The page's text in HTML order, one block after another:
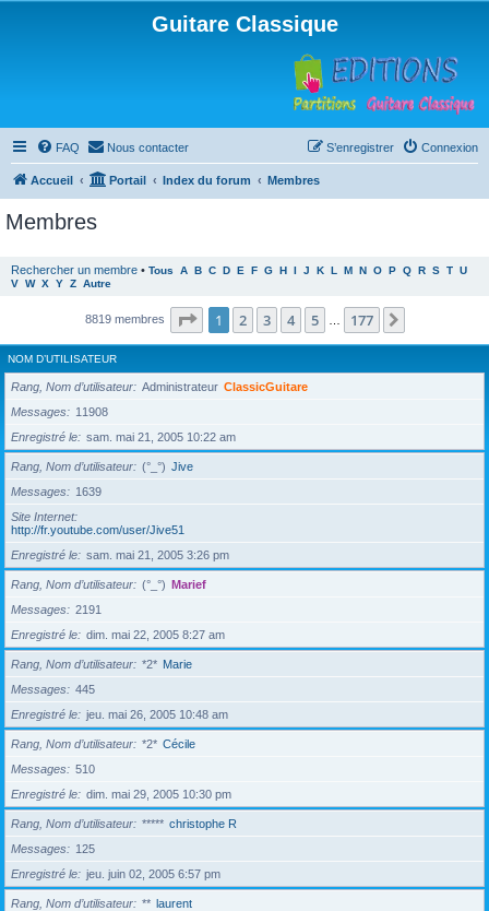
Guitare Classique
FAQ Nous contacter Connexion
S’enregistrer
Accueil Portail Index du forum Membres
Membres
Rechercher un membre • Tous A B C D E F G H I J K L M N O P Q R S T U
V W X Y Z Autre
8819 membres Page 1sur177
1 2 3 4 5 177
NOM D’UTILISATEUR
Rang, Nom d’utilisateur Administrateur ClassicGuitare
Messages
11908
Enregistré le
sam. mai 21, 2005 10:22 am
Rang, Nom d’utilisateur (°_°) Jive
Messages
1639
Site Internet
http://fr.youtube.com/user/Jive51
Enregistré le
sam. mai 21, 2005 3:26 pm
Rang, Nom d’utilisateur (°_°) Marief
Messages
2191
Enregistré le
dim. mai 22, 2005 8:27 am
Rang, Nom d’utilisateur *2* Marie
Messages
445
Enregistré le
jeu. mai 26, 2005 10:48 am
Rang, Nom d’utilisateur *2* Cécile
Messages
510
Enregistré le
dim. mai 29, 2005 10:30 pm
Rang, Nom d’utilisateur ***** christophe R
Messages
125
Enregistré le
jeu. juin 02, 2005 6:57 pm
Rang, Nom d’utilisateur ** laurent